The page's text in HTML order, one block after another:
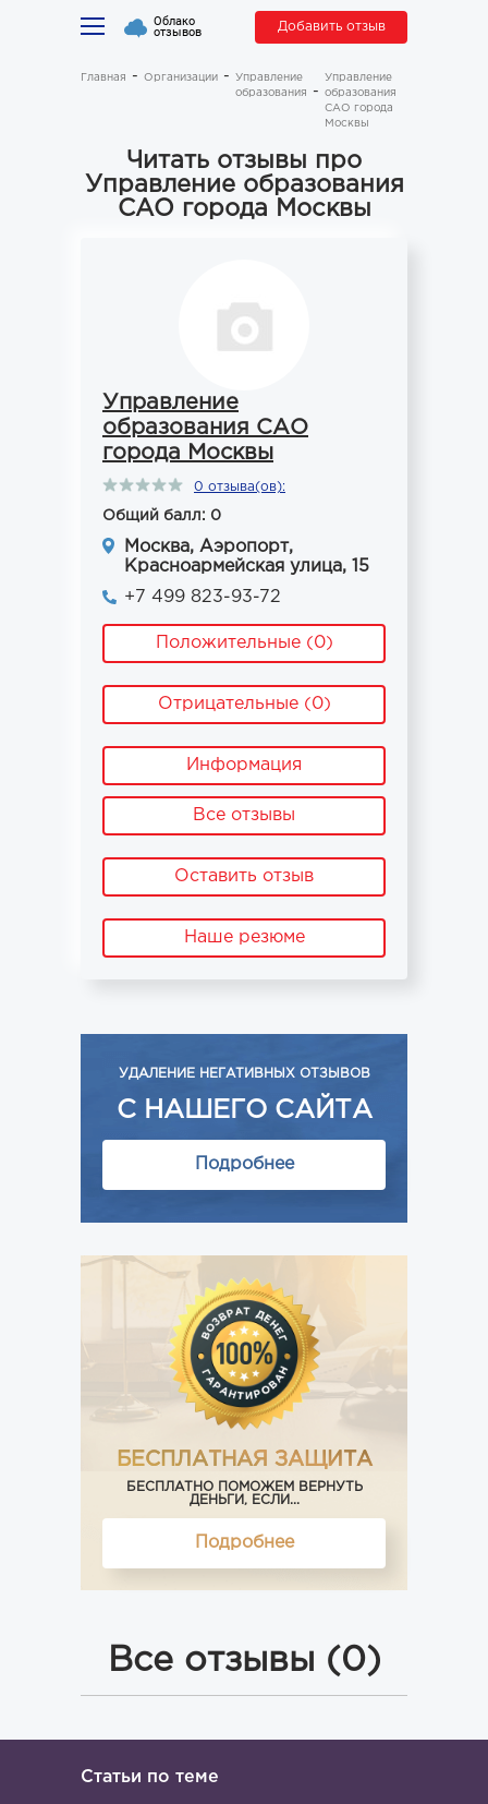
Облако
отзывов Добавить отзыв
Главная Организации
Управление
образования
Управление
образования
САО города
Москвы
Читать отзывы про
Управление образования
САО города Москвы
Управление
образования САО
города Москвы
0 отзыва(ов):
Общий балл: 0
Москва, Аэропорт,
Красноармейская улица, 15
+7 499 823-93-72
Положительные (0)
Отрицательные (0)
Информация
Все отзывы
Оставить отзыв
Наше резюме
УДАЛЕНИЕ НЕГАТИВНЫХ ОТЗЫВОВ
С НАШЕГО САЙТА
Подробнее
БЕСПЛАТНАЯ ЗАЩИТА
БЕСПЛАТНО ПОМОЖЕМ ВЕРНУТЬ
ДЕНЬГИ, ЕСЛИ...
Подробнее
Все отзывы (0)
Статьи по теме